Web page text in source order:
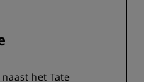
het Tate